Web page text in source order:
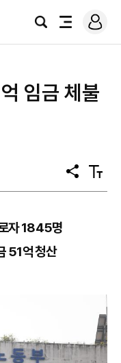
검
전
로
그
임금 체불
공
유
텍
스
자 1845명
51억 청산